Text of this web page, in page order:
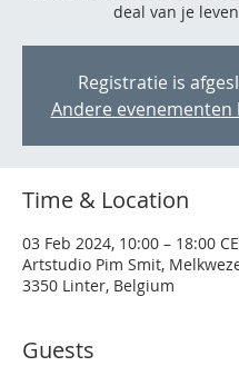
deal van je
Registratie is
Andere evenementen
Time & Location
03 Feb 2024, 10:00 – 18:00
Artstudio Pim Smit,
3350 Linter, Belgium
Guests